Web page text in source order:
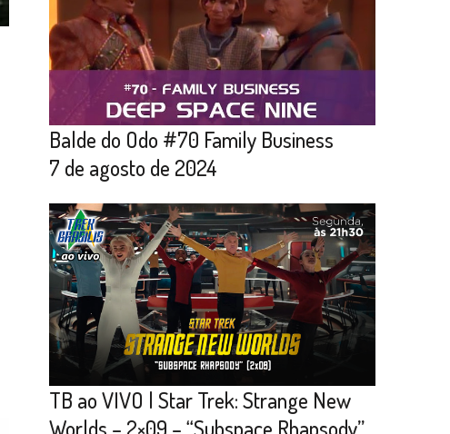
Balde do Odo #70 Family Business
7 de agosto de 2024
TB ao VIVO | Star Trek: Strange New
Worlds – 2×09 – “Subspace Rhapsody”